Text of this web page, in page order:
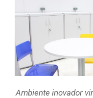
Ambiente inovador